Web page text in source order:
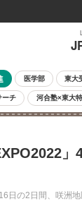
医学部 東大
ーチ 河合塾×東大
中学受験
催学校説明会・相談会
高校 過去問 人気
」
の2日間、咲洲地